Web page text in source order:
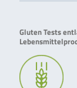
Gluten Tests